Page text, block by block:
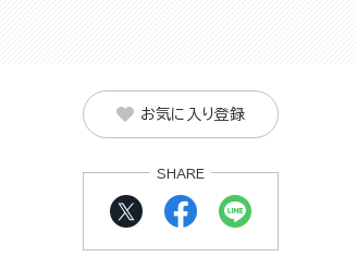
お気に入り登録
SHARE